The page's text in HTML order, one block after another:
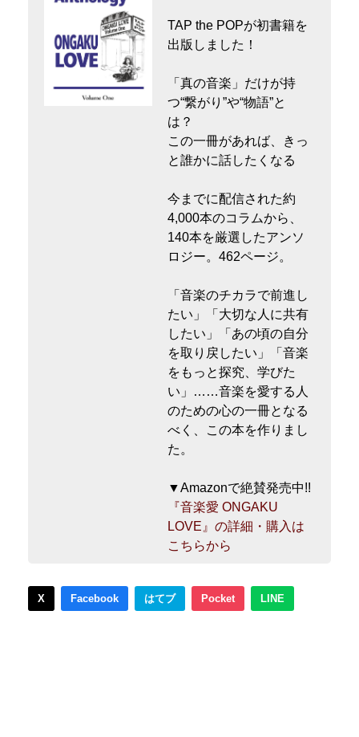
TAP the POPが初書籍を
出版しました！
「真の音楽」だけが持
つ“繋がり”や“物語”と
は？
この一冊があれば、きっ
と誰かに話したくなる
今までに配信された約
4,000本のコラムから、
140本を厳選したアンソ
ロジー。462ページ。
「音楽のチカラで前進し
たい」「大切な人に共有
したい」「あの頃の自分
を取り戻したい」「音楽
をもっと探究、学びた
い」……音楽を愛する人
のための心の一冊となる
べく、この本を作りまし
た。
▼Amazonで絶賛発売中!!
『音楽愛 ONGAKU
LOVE』の詳細・購入は
こちらから
X Facebook はてブ Pocket LINE